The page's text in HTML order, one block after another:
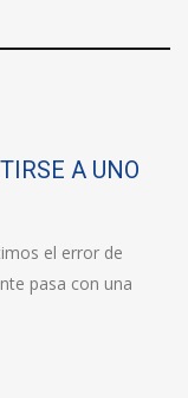
A UNO
el error de
pasa con una